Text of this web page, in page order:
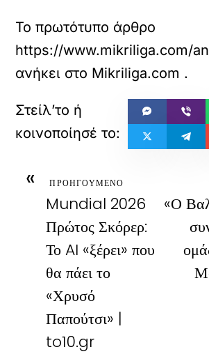
Το πρωτότυπο άρθρο
https://www.mikriliga.com/
ανήκει στο Mikriliga.com .
« ΠΡΟΗΓΟΥΜΕΝΟ
Mundial 2026
Πρώτος Σκόρερ:
Το AI «ξέρει» που
θα πάει το
«Χρυσό
Παπούτσι» |
to10.gr
«Ο